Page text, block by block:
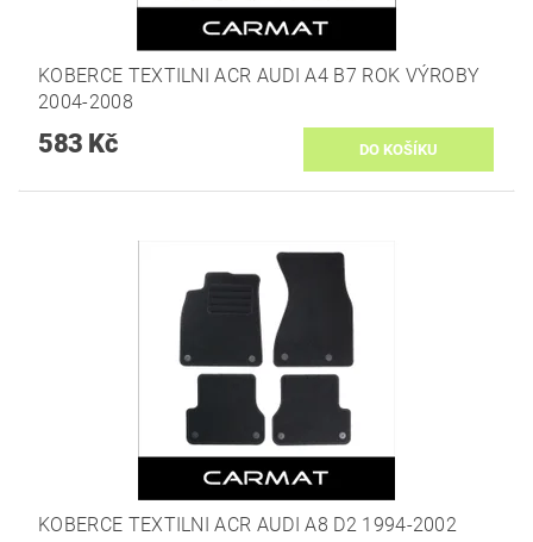
KOBERCE TEXTILNI ACR AUDI A4 B7 ROK VÝROBY
2004-2008
583 Kč
KOBERCE TEXTILNI ACR AUDI A8 D2 1994-2002